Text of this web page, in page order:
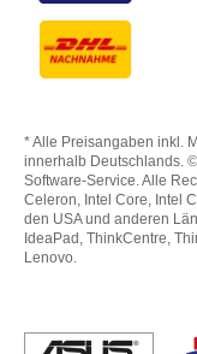
* Alle Preisangaben inkl.
innerhalb Deutschlands.
Software-Service. Alle
Celeron, Intel Core, Intel
den USA und anderen
IdeaPad, ThinkCentre,
Lenovo.